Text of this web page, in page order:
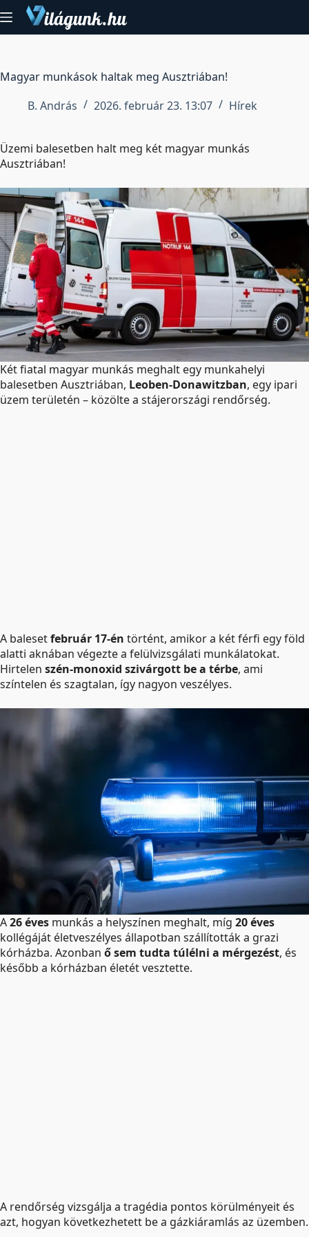
to
content
Magyar munkások haltak meg Ausztriában!
B. András
2026. február 23. 13:07 Hírek
Üzemi balesetben halt meg két magyar munkás
Ausztriában!
Két fiatal magyar munkás meghalt egy munkahelyi
balesetben Ausztriában, Leoben-Donawitzban, egy ipari
üzem területén – közölte a stájerországi rendőrség.
A balesetfebruár 17-én történt, amikor a két férfi egy föld
alatti aknában végezte a felülvizsgálati munkálatokat.
Hirtelen szén-monoxid szivárgott be a térbe, ami
színtelen és szagtalan, így nagyon veszélyes.
A26 éves munkás a helyszínen meghalt, míg 20 éves
kollégáját életveszélyes állapotban szállították a grazi
kórházba. Azonban ő sem tudta túlélni a mérgezést, és
később a kórházban életét vesztette.
A rendőrség vizsgálja a tragédia pontos körülményeit és
azt, hogyan következhetett be a gázkiáramlás az üzemben.